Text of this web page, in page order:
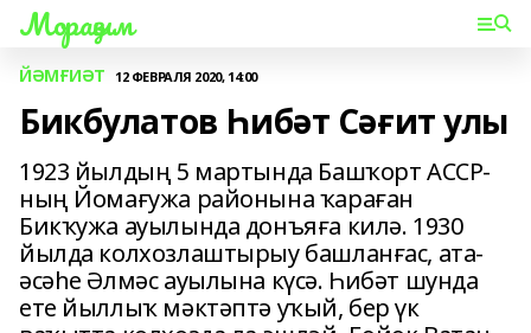
Мораҙым
ЙӘМҒИӘТ 12 ФЕВРАЛЯ 2020, 14:00
Бикбулатов Һибәт Сәғит улы
1923 йылдың 5 мартында Башҡорт АССР-
ның Йомағужа районына ҡараған
Бикҡужа ауылында донъяға килә. 1930
йылда колхозлаштырыу башланғас, ата-
әсәһе Әлмәс ауылына күсә. Һибәт шунда
ете йыллыҡ мәктәптә уҡый, бер үк